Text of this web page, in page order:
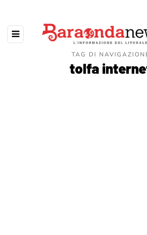
TAG DI
tolfa